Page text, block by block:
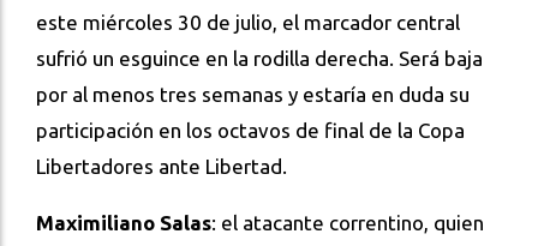
este miércoles 30 de julio, el marcador central
sufrió un esguince en la rodilla derecha. Será baja
por al menos tres semanas y estaría en duda su
participación en los octavos de final de la Copa
Libertadores ante Libertad.
Maximiliano Salas: el atacante correntino, quien